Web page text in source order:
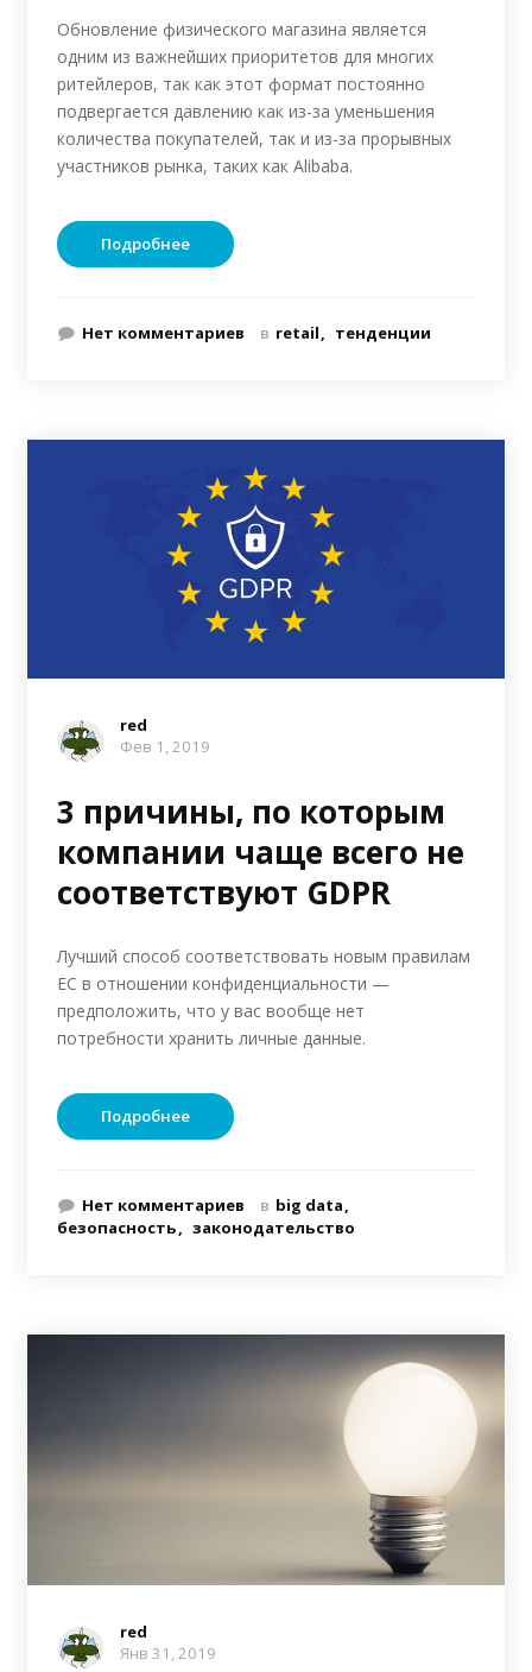
Обновление физического магазина является
одним из важнейших приоритетов для многих
ритейлеров, так как этот формат постоянно
подвергается давлению как из-за уменьшения
количества покупателей, так и из-за прорывных
участников рынка, таких как Alibaba.
Подробнее
Нет комментариев в retail тенденции
red
Фев 1, 2019
3 причины, по которым
компании чаще всего не
соответствуют GDPR
Лучший способ соответствовать новым правилам
ЕС в отношении конфиденциальности —
предположить, что у вас вообще нет
потребности хранить личные данные.
Подробнее
Нет комментариев в big data
безопасность
законодательство
red
Янв 31, 2019